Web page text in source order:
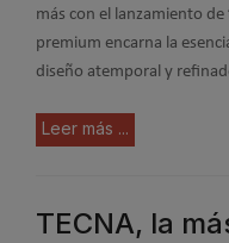
más con el lanzamiento de
premium encarna la
diseño atemporal y
Leer más ...
TECNA, la